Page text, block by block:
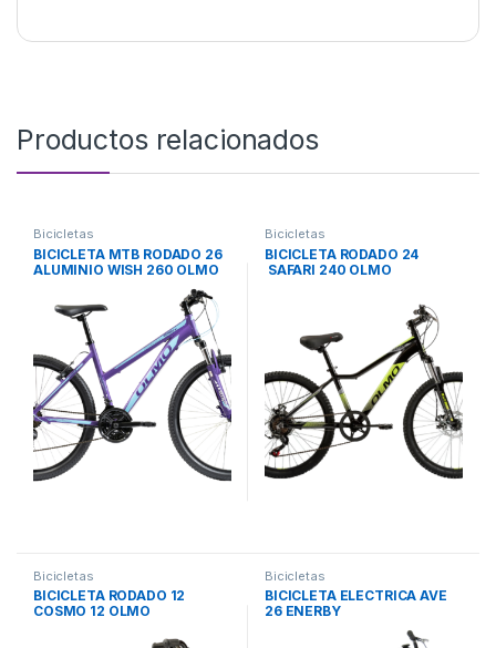
Productos relacionados
Bicicletas
BICICLETA MTB RODADO 26
ALUMINIO WISH 260 OLMO
Bicicletas
BICICLETA RODADO 24
SAFARI 240 OLMO
Bicicletas
BICICLETA RODADO 12
COSMO 12 OLMO
Bicicletas
BICICLETA ELECTRICA AVE
26 ENERBY